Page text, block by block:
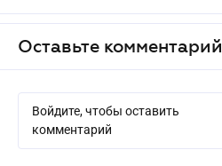
Оставьте комментарий
Войдите, чтобы оставить
комментарий